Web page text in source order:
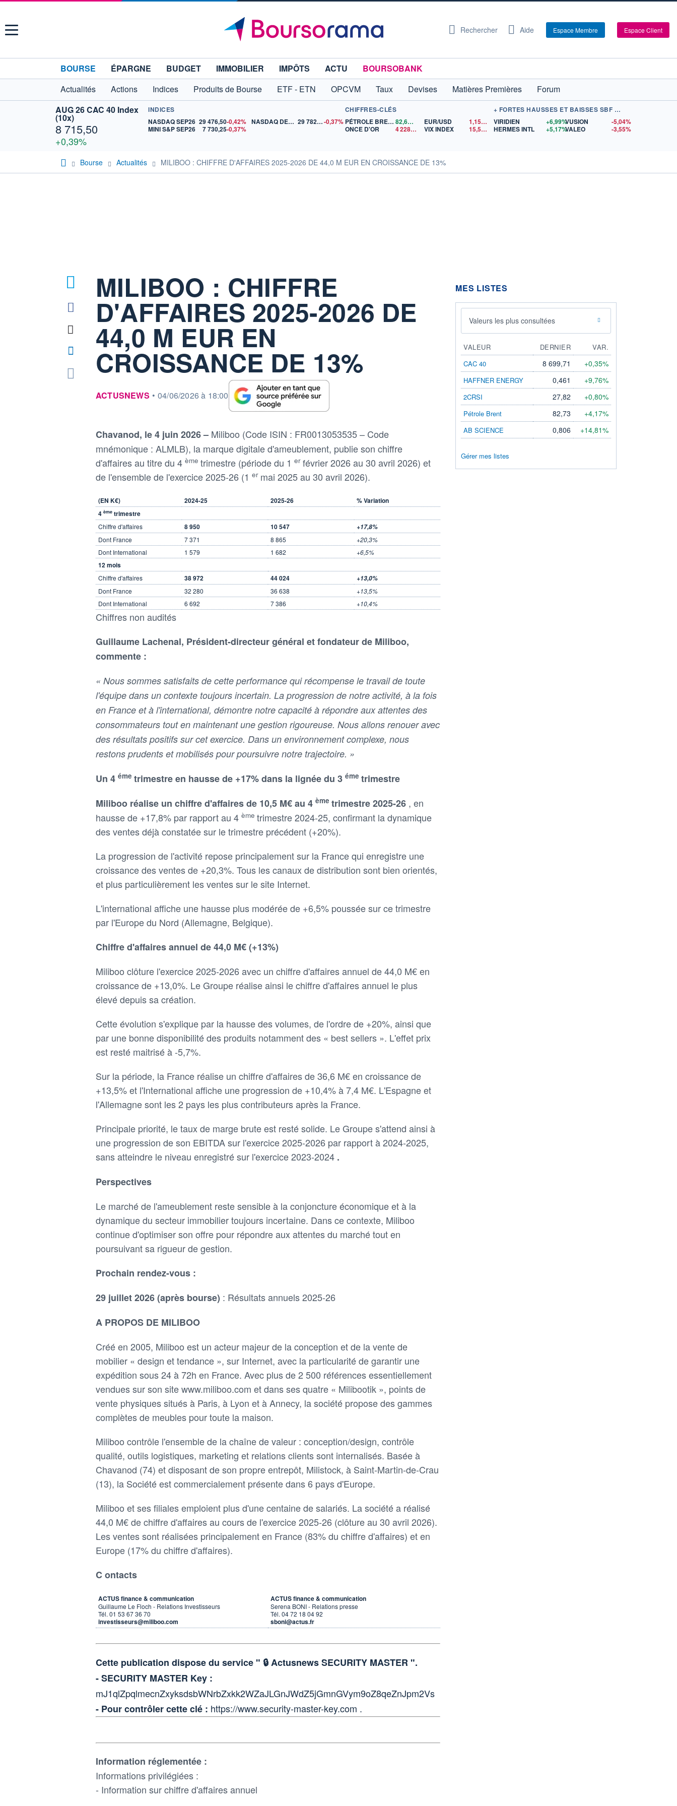
Menu Rechercher Aide Espace Membre Espace Client
BOURSE ÉPARGNE BUDGET IMMOBILIER IMPÔTS ACTU
BOURSOBANK
Actualités
Actions Indices Produits de Bourse ETF - ETN OPCVM Taux Devises Matières Premières
Forum
AUG 26 CAC 40 Index
(10x)
8 715,50
+0,39%
INDICES
NASDAQ SEP26 29 476,50-0,42%
MINI S&P SEP26
7 730,25-0,37%
NASDAQ DEC26 29 782,50-0,37%
CHIFFRES-CLÉS
PÉTROLE BRENT
82,67$US
ONCE D'OR
4 228,87 $US
EUR/USD 1,1519
$US
VIX INDEX
15,56$US
+ FORTES HAUSSES ET BAISSES SBF 120
VIRIDIEN
+6,99%
HERMES INTL
+5,17%
VUSION
-5,04%
VALEO
-3,55%
Bourse Actualités MILIBOO : CHIFFRE D'AFFAIRES 2025-2026 DE 44,0 M EUR EN CROISSANCE DE 13%
MILIBOO : CHIFFRE
D'AFFAIRES 2025-2026 DE
44,0 M EUR EN
CROISSANCE DE 13%
information fournie par
ACTUSNEWS • 04/06/2026 à 18:00
Chavanod, le 4 juin 2026 – Miliboo (Code ISIN : FR0013053535 – Code
mnémonique : ALMLB), la marque digitale d'ameublement, publie son chiffre
d'affaires au titre du 4 ème trimestre (période du 1 er février 2026 au 30 avril 2026) et
de l'ensemble de l'exercice 2025-26 (1 er mai 2025 au 30 avril 2026).
(EN K€) 2024-25 2025-26
% Variation
4 ème trimestre
Chiffre d'affaires 8 950 10 547
+17,8%
Dont France
7 371 8 865
+20,3%
Dont International
1 579 1 682 +6,5%
12 mois
Chiffre d'affaires 38 972 44 024
+13,0%
Dont France
32 280 36 638
+13,5%
Dont International
6 692 7 386 +10,4%
Chiffres non audités
Guillaume Lachenal, Président-directeur général et fondateur de Miliboo,
commente :
« Nous sommes satisfaits de cette performance qui récompense le travail de toute
l'équipe dans un contexte toujours incertain. La progression de notre activité, à la fois
en France et à l'international, démontre notre capacité à répondre aux attentes des
consommateurs tout en maintenant une gestion rigoureuse. Nous allons renouer avec
des résultats positifs sur cet exercice. Dans un environnement complexe, nous
restons prudents et mobilisés pour poursuivre notre trajectoire. »
Un 4 éme trimestre en hausse de +17% dans la lignée du 3 éme trimestre
Miliboo réalise un chiffre d'affaires de 10,5 M€ au 4 ème trimestre 2025-26 , en
hausse de +17,8% par rapport au 4 ème trimestre 2024-25, confirmant la dynamique
des ventes déjà constatée sur le trimestre précédent (+20%).
La progression de l'activité repose principalement sur la France qui enregistre une
croissance des ventes de +20,3%. Tous les canaux de distribution sont bien orientés,
et plus particulièrement les ventes sur le site Internet.
L'international affiche une hausse plus modérée de +6,5% poussée sur ce trimestre
par l'Europe du Nord (Allemagne, Belgique).
Chiffre d'affaires annuel de 44,0 M€ (+13%)
Miliboo clôture l'exercice 2025-2026 avec un chiffre d'affaires annuel de 44,0 M€ en
croissance de +13,0%. Le Groupe réalise ainsi le chiffre d'affaires annuel le plus
élevé depuis sa création.
Cette évolution s'explique par la hausse des volumes, de l'ordre de +20%, ainsi que
par une bonne disponibilité des produits notamment des « best sellers ». L'effet prix
est resté maitrisé à -5,7%.
Sur la période, la France réalise un chiffre d'affaires de 36,6 M€ en croissance de
+13,5% et l'International affiche une progression de +10,4% à 7,4 M€. L'Espagne et
l'Allemagne sont les 2 pays les plus contributeurs après la France.
Principale priorité, le taux de marge brute est resté solide. Le Groupe s'attend ainsi à
une progression de son EBITDA sur l'exercice 2025-2026 par rapport à 2024-2025,
sans atteindre le niveau enregistré sur l'exercice 2023-2024 .
Perspectives
Le marché de l'ameublement reste sensible à la conjoncture économique et à la
dynamique du secteur immobilier toujours incertaine. Dans ce contexte, Miliboo
continue d'optimiser son offre pour répondre aux attentes du marché tout en
poursuivant sa rigueur de gestion.
Prochain rendez-vous :
29 juillet 2026 (après bourse) : Résultats annuels 2025-26
A PROPOS DE MILIBOO
Créé en 2005, Miliboo est un acteur majeur de la conception et de la vente de
mobilier « design et tendance », sur Internet, avec la particularité de garantir une
expédition sous 24 à 72h en France. Avec plus de 2 500 références essentiellement
vendues sur son site www.miliboo.com et dans ses quatre « Milibootik », points de
vente physiques situés à Paris, à Lyon et à Annecy, la société propose des gammes
complètes de meubles pour toute la maison.
Miliboo contrôle l'ensemble de la chaîne de valeur : conception/design, contrôle
qualité, outils logistiques, marketing et relations clients sont internalisés. Basée à
Chavanod (74) et disposant de son propre entrepôt, Milistock, à Saint-Martin-de-Crau
(13), la Société est commercialement présente dans 6 pays d'Europe.
Miliboo et ses filiales emploient plus d'une centaine de salariés. La société a réalisé
44,0 M€ de chiffre d'affaires au cours de l'exercice 2025-26 (clôture au 30 avril 2026).
Les ventes sont réalisées principalement en France (83% du chiffre d'affaires) et en
Europe (17% du chiffre d'affaires).
C ontacts
ACTUS finance & communication
Guillaume Le Floch - Relations Investisseurs
Tél. 01 53 67 36 70
investisseurs@miliboo.com
ACTUS finance & communication
Serena BONI - Relations presse
Tél. 04 72 18 04 92
sboni@actus.fr
Cette publication dispose du service " 🔒 Actusnews SECURITY MASTER ".
- SECURITY MASTER Key :
mJ1qlZpqlmecnZxyksdsbWNrbZxkk2WZaJLGnJWdZ5jGmnGVym9oZ8qeZnJpm2Vs
- Pour contrôler cette clé : https://www.security-master-key.com .
Information réglementée :
Informations privilégiées :
- Information sur chiffre d'affaires annuel
MES LISTES
Valeurs les plus consultées
VALEUR DERNIER
VAR.
CAC 40
8 699,71 +0,35%
HAFFNER ENERGY 0,461 +9,76%
2CRSI 27,82 +0,80%
Pétrole Brent 82,73 +4,17%
AB SCIENCE 0,806 +14,81%
Gérer mes listes